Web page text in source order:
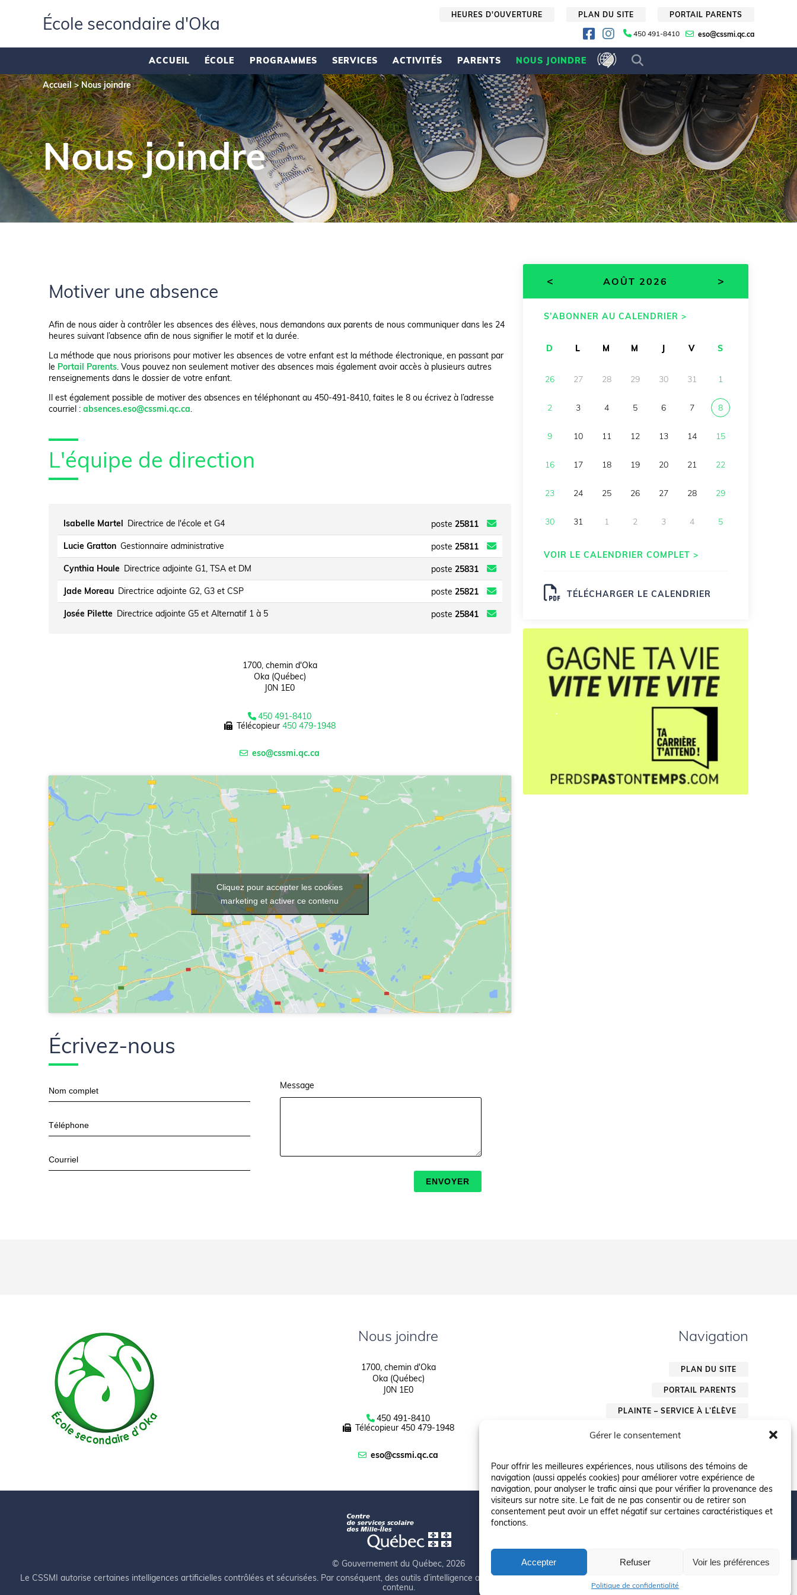
Gérer le consentement
Pour offrir les meilleures expériences, nous utilisons des témoins de
navigation (aussi appelés cookies) pour améliorer votre expérience de
navigation, pour analyser le trafic ainsi que pour vérifier la provenance des
visiteurs sur notre site. Le fait de ne pas consentir ou de retirer son
consentement peut avoir un effet négatif sur certaines caractéristiques et
fonctions.
Accepter Refuser Voir les préférences
Politique de confidentialité
École secondaire d'Oka PLAN DU SITE PORTAIL PARENTS
HEURES D'OUVERTURE
450 491-8410 eso@cssmi.qc.ca
ACCUEIL ÉCOLE PROGRAMMES SERVICES ACTIVITÉS PARENTS NOUS JOINDRE
Accueil>Nous joindre
Nous joindre
Motiver une absence
Afin de nous aider à contrôler les absences des élèves, nous demandons aux parents de nous communiquer dans les 24
heures suivant l’absence afin de nous signifier le motif et la durée.
La méthode que nous priorisons pour motiver les absences de votre enfant est la méthode électronique, en passant par
le Portail Parents. Vous pouvez non seulement motiver des absences mais également avoir accès à plusieurs autres
renseignements dans le dossier de votre enfant.
Il est également possible de motiver des absences en téléphonant au 450-491-8410, faites le 8 ou écrivez à l’adresse
courriel : absences.eso@cssmi.qc.ca.
L'équipe de direction
Isabelle Martel Directrice de l'école et G4 poste 25811
Lucie Gratton Gestionnaire administrative poste 25811
Cynthia Houle Directrice adjointe G1, TSA et DM poste 25831
Jade Moreau Directrice adjointe G2, G3 et CSP poste 25821
Josée Pilette Directrice adjointe G5 et Alternatif 1 à 5 poste 25841
1700, chemin d'Oka
Oka (Québec)
J0N 1E0
450 491-8410
Télécopieur 450 479-1948
eso@cssmi.qc.ca
Cliquez pour accepter les cookies
marketing et activer ce contenu
Écrivez-nous
Message
< AOÛT 2026 >
S’ABONNER AU CALENDRIER >
D L M M J V S
26 27 28 29 30 31 1
2 3 4 5 6 7 8
9 10 11 12 13 14 15
16 17 18 19 20 21 22
23 24 25 26 27 28 29
30 31 1 2 3 4 5
VOIR LE CALENDRIER COMPLET >
TÉLÉCHARGER LE CALENDRIER
.
Nous joindre
1700, chemin d'Oka
Oka (Québec)
J0N 1E0
450 491-8410
Télécopieur 450 479-1948
eso@cssmi.qc.ca
Navigation
PLAN DU SITE
PORTAIL PARENTS
PLAINTE – SERVICE À L’ÉLÈVE
POLITIQUE DE CONFIDENTIALITÉ
© Gouvernement du Québec, 2026
Le CSSMI autorise certaines intelligences artificielles contrôlées et sécurisées. Par conséquent, des outils d’intelligence artificielle autorisés pourraient avoir été utilisés pour soutenir la rédaction de ce
contenu.